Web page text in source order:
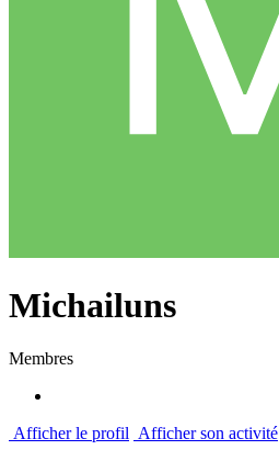
Michailuns
Membres
Afficher le profil Afficher son activité